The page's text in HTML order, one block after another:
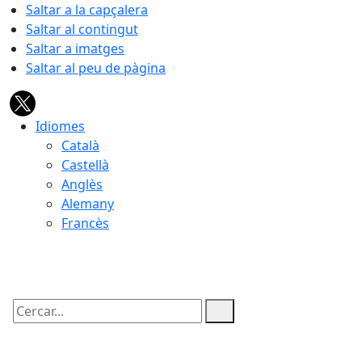
Saltar a la capçalera
Saltar al contingut
Saltar a imatges
Saltar al peu de pàgina
Idiomes
Català
Castellà
Anglès
Alemany
Francès
Cercar: